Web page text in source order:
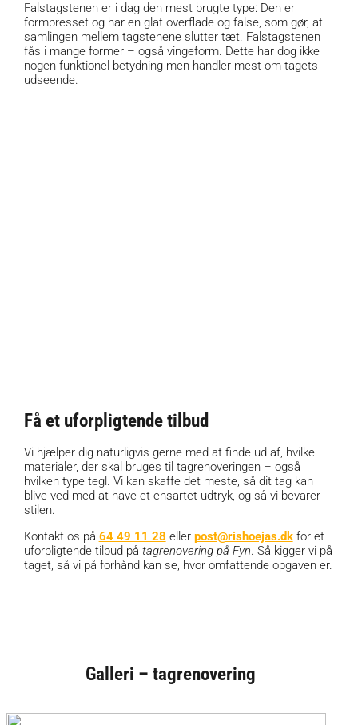
Falstagstenen er i dag den mest brugte type: Den er
formpresset og har en glat overflade og false, som gør, at
samlingen mellem tagstenene slutter tæt. Falstagstenen
fås i mange former – også vingeform. Dette har dog ikke
nogen funktionel betydning men handler mest om tagets
udseende.
Få et uforpligtende tilbud
Vi hjælper dig naturligvis gerne med at finde ud af, hvilke
materialer, der skal bruges til tagrenoveringen – også
hvilken type tegl. Vi kan skaffe det meste, så dit tag kan
blive ved med at have et ensartet udtryk, og så vi bevarer
stilen.
Kontakt os på 64 49 11 28 eller post@rishoejas.dkfor et
uforpligtende tilbud på tagrenovering på Fyn. Så kigger vi på
taget, så vi på forhånd kan se, hvor omfattende opgaven er.
Galleri – tagrenovering